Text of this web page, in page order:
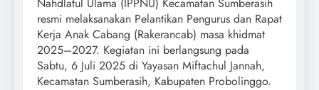
resmi melaksanakan Pelantikan Pengurus dan Rapat
Kerja Anak Cabang (Rakerancab) masa khidmat
2025–2027. Kegiatan ini berlangsung pada
Sabtu, 6 Juli 2025 di Yayasan Miftachul Jannah,
Kecamatan Sumberasih, Kabupaten Probolinggo.